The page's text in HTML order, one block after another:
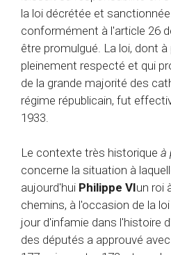
la loi décrétée et
conformément à l'article 26
être promulgué. La loi, dont
pleinement respecté et qui
de la grande majorité des
régime républicain, fut
1933.
Le contexte très historique à
concerne la situation à
aujourd'hui Philippe VIun roi
chemins, à l'occasion de la
jour d'infamie dans l'histoire
des députés a approuvé